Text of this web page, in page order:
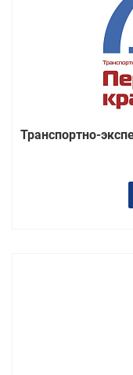
Транспортно-